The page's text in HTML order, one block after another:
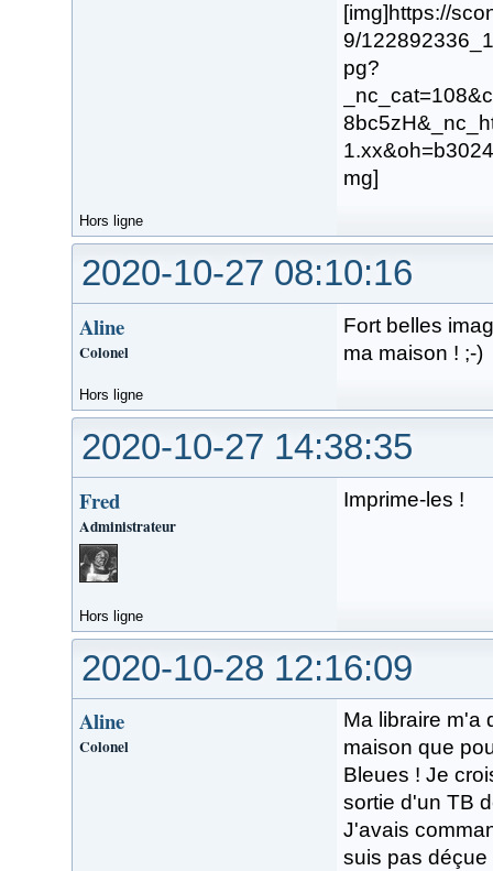
[img]https://
9/
pg?
mg]
Hors ligne
2020-10-27 08:10:16
Aline
Colonel
Fort belles
ma maison ! ;-)
Hors ligne
2020-10-27 14:38:35
Fred
Administrateur
Imprime-les !
Hors ligne
2020-10-28 12:16:09
Aline
Colonel
Ma libraire m'a
maison que
Bleues ! Je
sortie d'un TB
J'avais
suis pas déçue